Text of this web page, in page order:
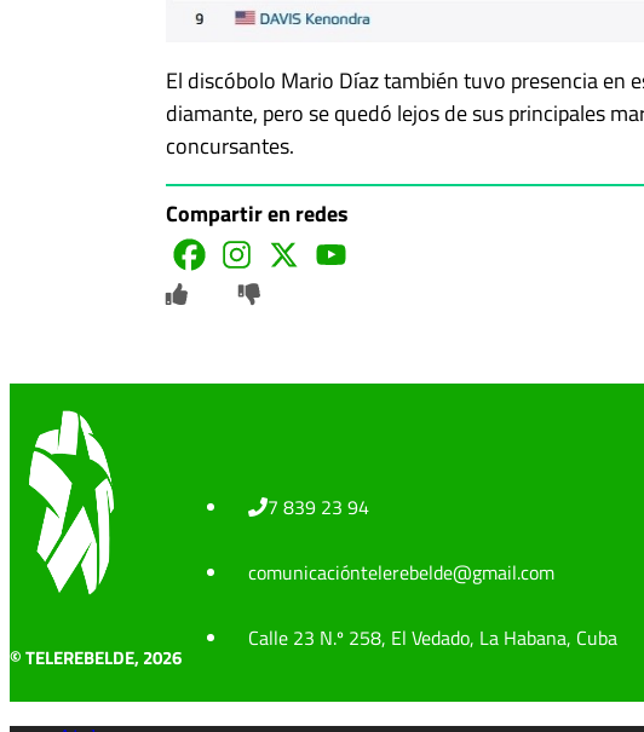
El discóbolo Mario Díaz también tuvo presencia en
diamante, pero se quedó lejos de sus principales
concursantes.
Compartir en redes
© TELEREBELDE, 2026
7 839 23 94
comunicacióntelerebelde@gmail.com
Calle 23 N.º 258, El Vedado, La Habana, Cuba